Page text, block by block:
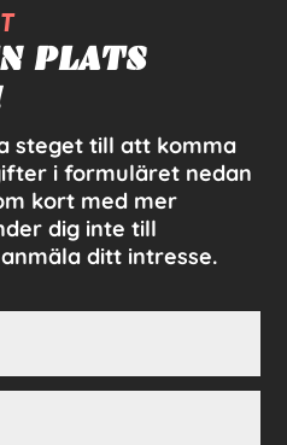
PLATS
steget till att komma
i formuläret nedan
kort med mer
dig inte till
ditt intresse.